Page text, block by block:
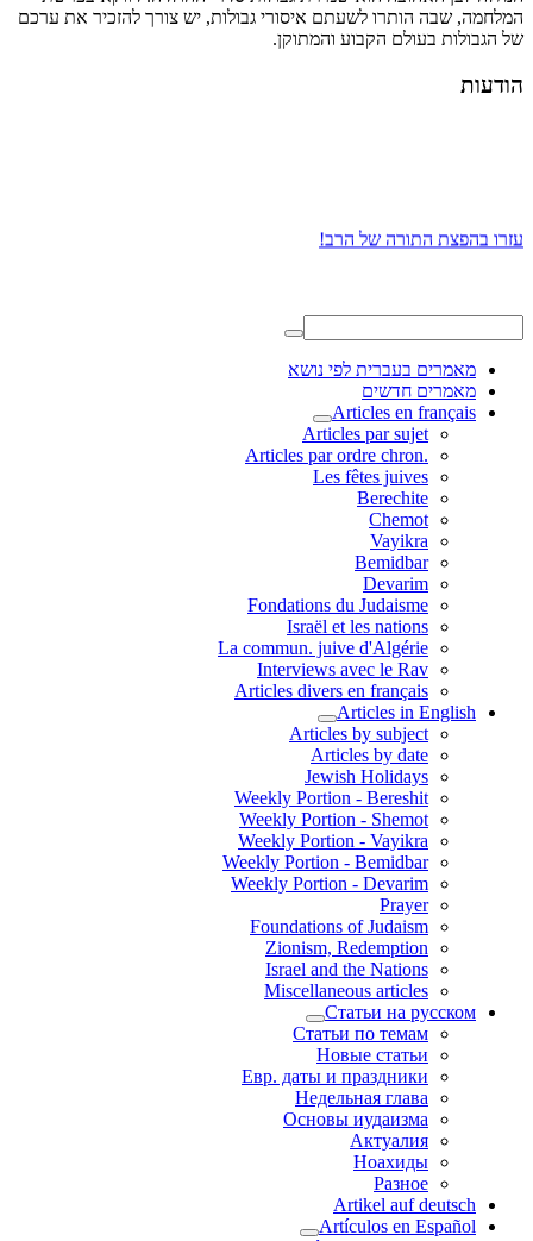
המלחמה, שבה הותרו לשעתם איסורי גבולות, יש צורך להזכיר את ערכם
של הגבולות בעולם הקבוע והמתוקן.
הודעות
עזרו בהפצת התורה של הרב!
מאמרים בעברית לפי נושא
מאמרים חדשים
Articles en français
Articles par sujet
.Articles par ordre chron
Les fêtes juives
Berechite
Chemot
Vayikra
Bemidbar
Devarim
Fondations du Judaisme
Israël et les nations
La commun. juive d'Algérie
Interviews avec le Rav
Articles divers en français
Articles in English
Articles by subject
Articles by date
Jewish Holidays
Weekly Portion - Bereshit
Weekly Portion - Shemot
Weekly Portion - Vayikra
Weekly Portion - Bemidbar
Weekly Portion - Devarim
Prayer
Foundations of Judaism
Zionism, Redemption
Israel and the Nations
Miscellaneous articles
Статьи на русском
Статьи по темам
Новые статьи
Евр. даты и праздники
Недельная глава
Основы иудаизма
Актуалия
Ноахиды
Разное
Artikel auf deutsch
Artículos en Español